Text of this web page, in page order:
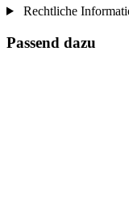
Rechtliche
Passend dazu